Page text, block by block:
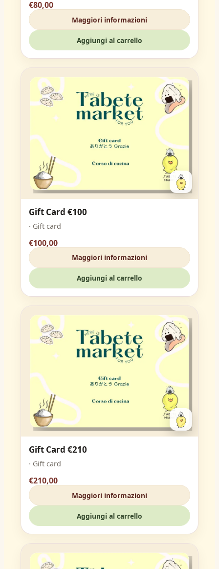
€80,00
Maggiori informazioni
Aggiungi al carrello
Gift Card €100
· Gift card
€100,00
Maggiori informazioni
Aggiungi al carrello
Gift Card €210
· Gift card
€210,00
Maggiori informazioni
Aggiungi al carrello